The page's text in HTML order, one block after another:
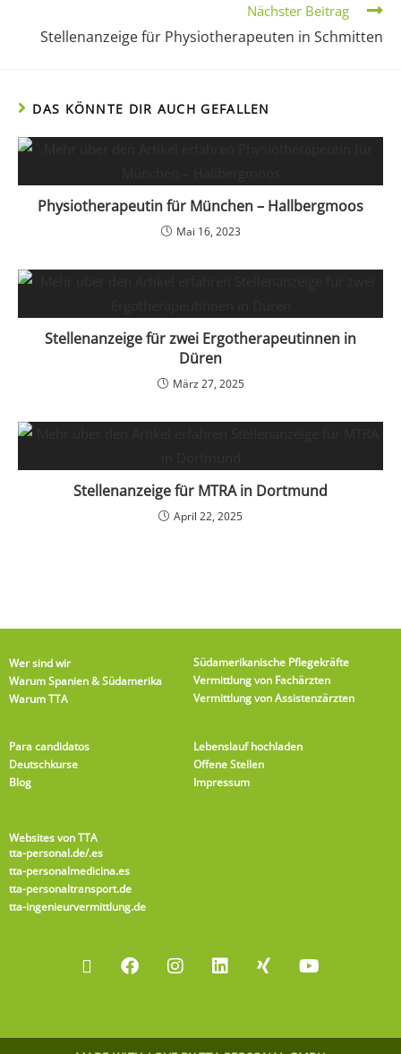
Nächster Beitrag
Stellenanzeige für Physiotherapeuten in Schmitten
DAS KÖNNTE DIR AUCH GEFALLEN
Physiotherapeutin für München – Hallbergmoos
Mai 16, 2023
Stellenanzeige für zwei Ergotherapeutinnen in
Düren
März 27, 2025
Stellenanzeige für MTRA in Dortmund
April 22, 2025
Wer sind wir
Warum Spanien & Südamerika
Warum TTA
Südamerikanische Pflegekräfte
Vermittlung von Fachärzten
Vermittlung von Assistenzärzten
Para candidatos
Deutschkurse
Blog
Lebenslauf hochladen
Offene Stellen
Impressum
Websites von TTA
tta-personal.de/.es
tta-personalmedicina.es
tta-personaltransport.de
tta-ingenieurvermittlung.de